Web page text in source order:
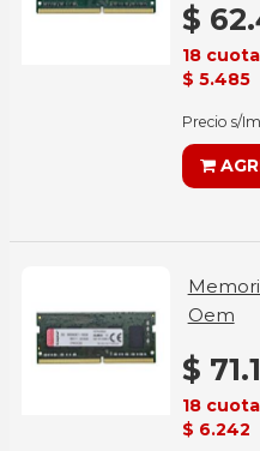
$
18
$ 5.485
Precio s/
Oem
$
18
$ 6.242